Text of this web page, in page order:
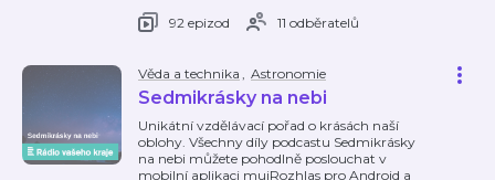
92 epizod
11 odběratelů
Věda a technika , Astronomie
Sedmikrásky na nebi
Unikátní vzdělávací pořad o krásách naší
oblohy. Všechny díly podcastu Sedmikrásky
na nebi můžete pohodlně poslouchat v
mobilní aplikaci mujRozhlas pro Android a